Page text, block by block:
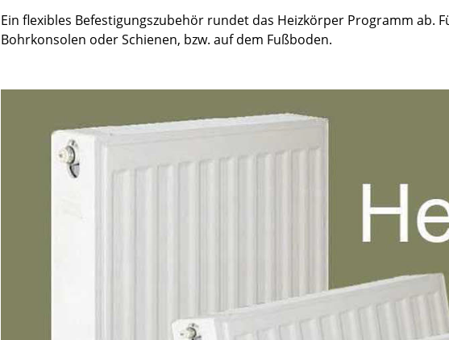
Ein flexibles Befestigungszubehör rundet das Heizkörper Programm ab.
Bohrkonsolen oder Schienen, bzw. auf dem Fußboden.